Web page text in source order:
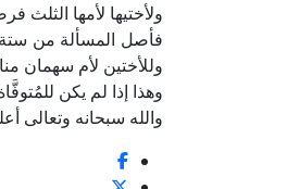
ولأختيها لأمها الثلث
فأصل المسألة من ستة
وللأختين لأم سهمان
وهذا إذا لم يكن
والله سبحانه وتعالى